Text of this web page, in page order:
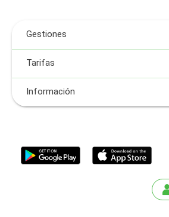
Gestiones
Tarifas
Información